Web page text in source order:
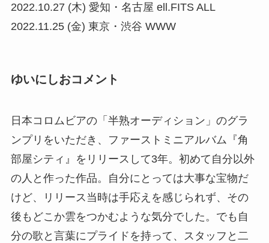
2022.10.27 (木) 愛知・名古屋 ell.FITS ALL
2022.11.25 (金) 東京・渋谷 WWW
ゆいにしおコメント
日本コロムビアの「半熟オーディション」のグラ
ンプリをいただき、ファーストミニアルバム『角
部屋シティ』をリリースして3年。初めて自分以外
の人と作った作品。自分にとっては大事な宝物だ
けど、リリース当時は手応えを感じられず、その
後もどこか雲をつかむような気分でした。でも自
分の歌と言葉にプライドを持って、スタッフと二